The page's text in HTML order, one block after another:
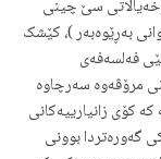
سێ چینی
به‌ڕێوه‌به‌ر )، کێشک
فه‌لسه‌فه‌ی
مرۆڤه‌وه‌ سه‌رچاوه‌
کۆی زانیارییه‌کانی
گه‌وره‌تردا بوونی